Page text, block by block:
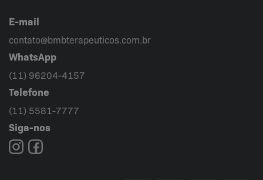
E-mail
contato@bmbterapeuticos.com.br
WhatsApp
(11) 96204-4157
Telefone
(11) 5581-7777
Siga-nos